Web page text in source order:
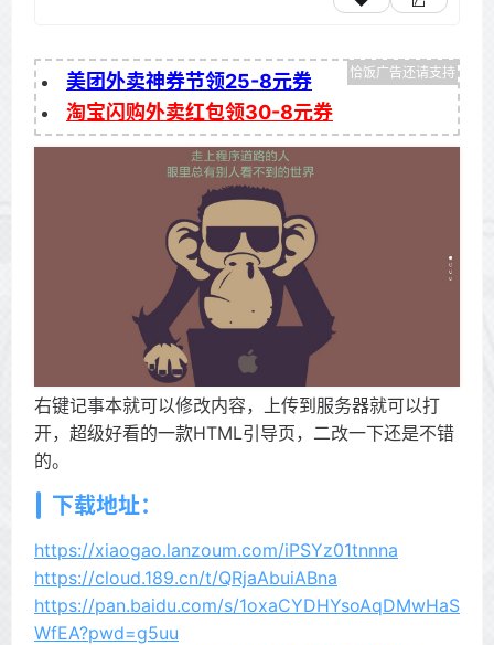
美团外卖神券节领25-8元券
淘宝闪购外卖红包领30-8元券
右键记事本就可以修改内容，上传到服务器就可以打
开，超级好看的一款HTML引导页，二改一下还是不错
的。
下载地址：
https://xiaogao.lanzoum.com/iPSYz01tnnna
https://cloud.189.cn/t/QRjaAbuiABna
https://pan.baidu.com/s/1oxaCYDHYsoAqDMwHaS
WfEA?pwd=g5uu